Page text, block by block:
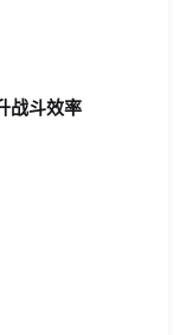
战斗效率